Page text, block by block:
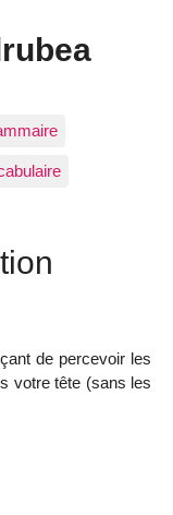
de percevoir les
votre tête (sans les